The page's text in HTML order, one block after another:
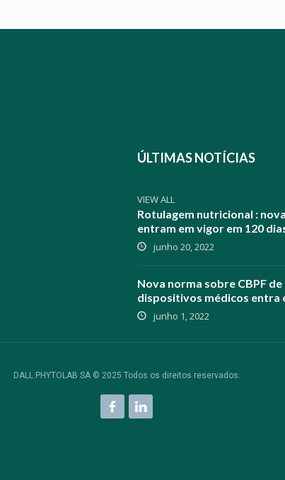
ÚLTIMAS NOTÍCIAS
VIEW ALL
Rotulagem nutricional :
entram em vigor em 120
junho 20, 2022
Nova norma sobre CBPF de
dispositivos médicos entra
junho 1, 2022
DALL PHYTOLAB SA © 2025 Todos os direitos reservados.